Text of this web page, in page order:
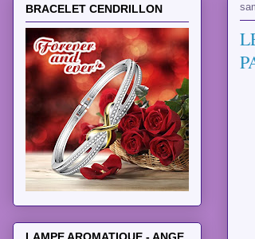
BRACELET CENDRILLON
LAMPE AROMATIQUE - ANGE